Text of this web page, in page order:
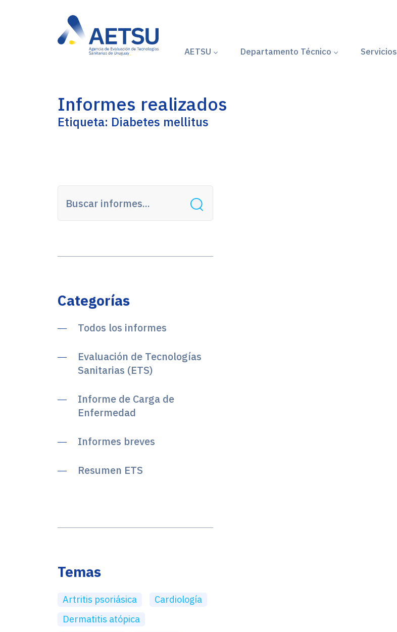
AETSU Departamento Técnico Servicios
Informes realizados
Etiqueta: Diabetes mellitus
Categorías
Todos los informes
Evaluación de Tecnologías
Sanitarias (ETS)
Informe de Carga de
Enfermedad
Informes breves
Resumen ETS
Temas
Artritis psoriásica
Cardiología
Dermatitis atópica